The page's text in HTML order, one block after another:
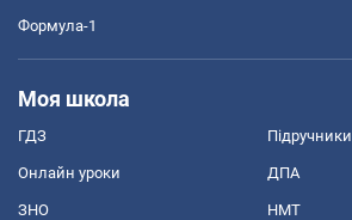
Формула-1
Моя школа
ГДЗ Підручники
Онлайн уроки ДПА
ЗНО НМТ